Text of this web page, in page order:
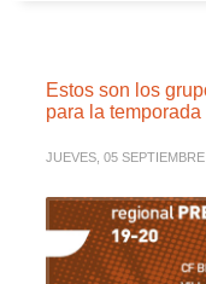
Estos son los
para la temporada
JUEVES, 05